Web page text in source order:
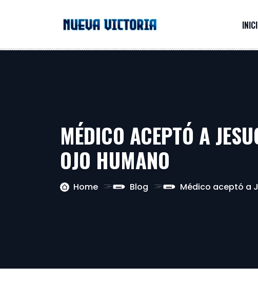
MÉDICO ACEPTÓ A
OJO HUMANO
Home Blog Médico aceptó a